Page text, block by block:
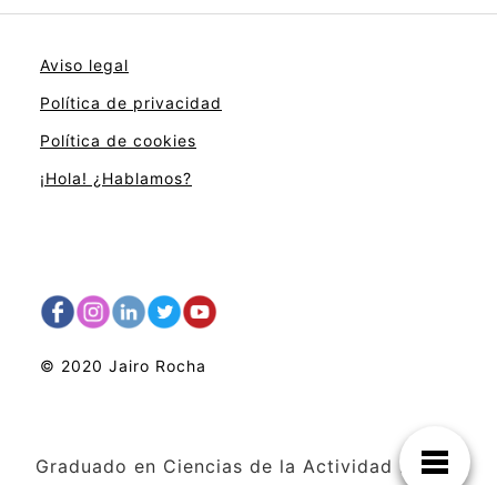
Aviso legal
Política de privacidad
Política de cookies
¡Hola! ¿Hablamos?
© 2020 Jairo Rocha
Graduado en Ciencias de la Actividad Física